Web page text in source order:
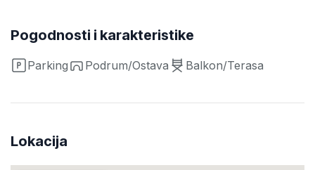
Pogodnosti i karakteristike
Parking Podrum/Ostava Balkon/Terasa
Lokacija